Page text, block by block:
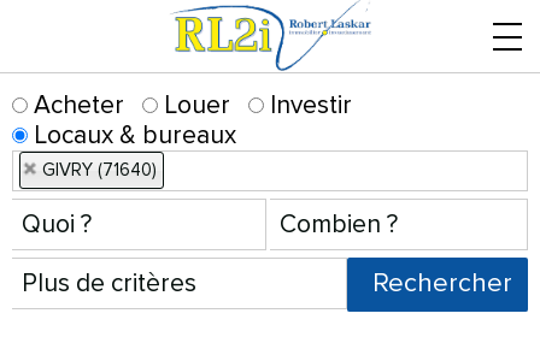
Acheter Louer
Investir
Locaux & bureaux
GIVRY (71640)